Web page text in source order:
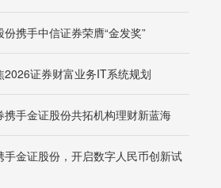
携手中信证券荣膺“金发奖”
证券财富业务IT系统规划
手金证股份共拓机构理财新蓝海
金证股份，开启数字人民币创新试